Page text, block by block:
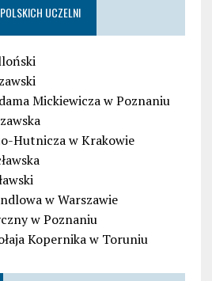
UCZELNI
Mickiewicza w Poznaniu
Hutnicza w Krakowie
w Warszawie
w Poznaniu
Kopernika w Toruniu